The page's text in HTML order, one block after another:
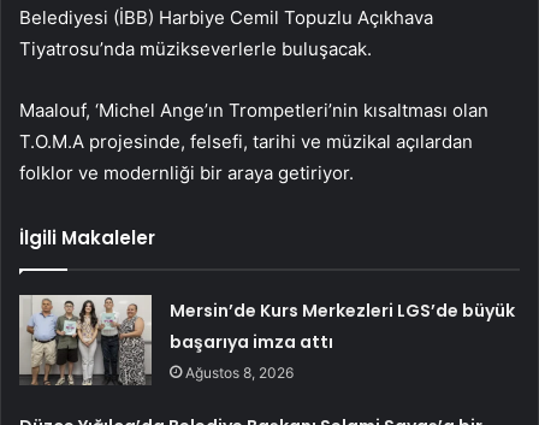
Belediyesi (İBB) Harbiye Cemil Topuzlu Açıkhava
Tiyatrosu’nda müzikseverlerle buluşacak.
Maalouf, ‘Michel Ange’ın Trompetleri’nin kısaltması olan
T.O.M.A projesinde, felsefi, tarihi ve müzikal açılardan
folklor ve modernliği bir araya getiriyor.
İlgili Makaleler
Mersin’de Kurs Merkezleri LGS’de büyük
başarıya imza attı
Ağustos 8, 2026